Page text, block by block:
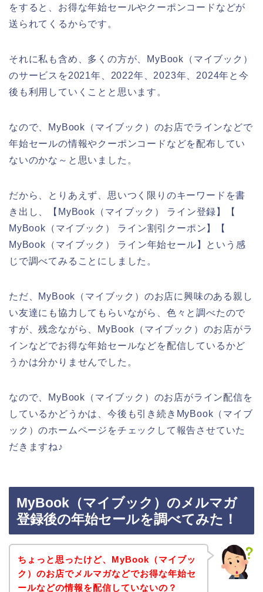
をすると、お得な年始セールやクーポンコードなどが
送られてくるからです。
それに私も含め、多くの方が、MyBook（マイブック）
のサービスを2021年、2022年、2023年、2024年と今
後も利用していくことと思います。
なので、MyBook（マイブック）のお店でラインなどで
年始セールの情報やクーポンコードなどを配布してい
ないのかな～と思いました。
だから、とりあえず、思いつく限りのキーワードを書
き出し、【MyBook（マイブック） ライン登録】【
MyBook（マイブック） ライン割引クーポン】【
MyBook（マイブック） ライン年始セール】という感
じで調べてみることにしました。
ただ、MyBook（マイブック）のお店に興味のある親し
い友達にも協力してもらいながら、色々と調べたので
すが、残念ながら、MyBook（マイブック）のお店がラ
インなどでお得な年始セールなどを配信しているかど
うかは分かりませんでした。
なので、MyBook（マイブック）のお店がライン配信を
しているかどうかは、今後も引き続きMyBook（マイブ
ック）のホームページをチェックして報告させていた
だきますね♪
MyBook（マイブック）のメルマガ
登録後の年始セールを調べてみた！
ちょっと思ったけど、MyBook（マイブッ
ク）のお店でメルマガなどでお得な年始セ
ールなどの情報を配信していないの？